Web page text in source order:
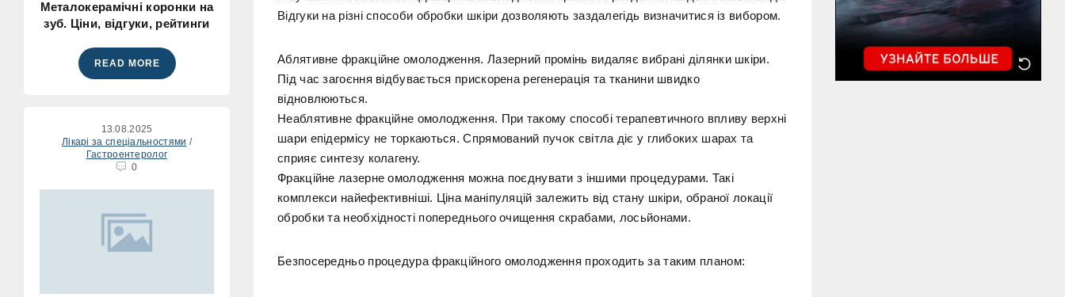
Металокерамічні коронки на
зуб. Ціни, відгуки, рейтинги
READ MORE
13.08.2025
Лікарі за спеціальностями /
Гастроентеролог
0
Відгуки на різні способи обробки шкіри дозволяють заздалегідь визначитися із вибором.
Аблятивне фракційне омолодження. Лазерний промінь видаляє вибрані ділянки шкіри.
Під час загоєння відбувається прискорена регенерація та тканини швидко
відновлюються.
Неаблятивне фракційне омолодження. При такому способі терапевтичного впливу верхні
шари епідермісу не торкаються. Спрямований пучок світла діє у глибоких шарах та
сприяє синтезу колагену.
Фракційне лазерне омолодження можна поєднувати з іншими процедурами. Такі
комплекси найефективніші. Ціна маніпуляцій залежить від стану шкіри, обраної локації
обробки та необхідності попереднього очищення скрабами, лосьйонами.
Безпосередньо процедура фракційного омолодження проходить за таким планом: